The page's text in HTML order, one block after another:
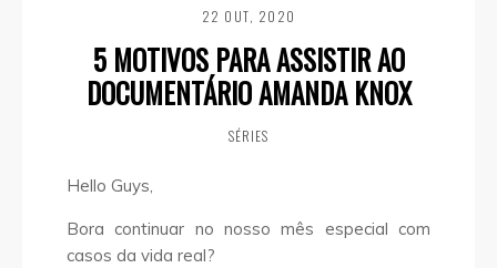
22 OUT, 2020
5 MOTIVOS PARA ASSISTIR AO
DOCUMENTÁRIO AMANDA KNOX
SÉRIES
Hello Guys,
Bora continuar no nosso mês especial com
casos da vida real?